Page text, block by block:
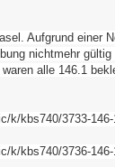
Aufgrund einer
nichtmehr gültig
alle 146.1